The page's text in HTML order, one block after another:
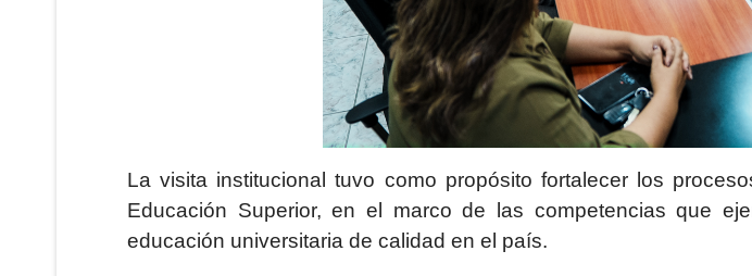
La visita institucional tuvo como propósito fortalecer los
Educación Superior, en el marco de las competencias que
educación universitaria de calidad en el país.